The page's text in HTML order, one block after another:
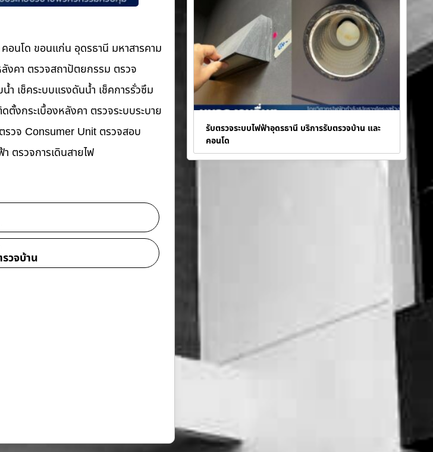
อนโด ขอนแก่น อุดรธานี มหาสารคาม
งคา ตรวจสถาปัตยกรรม ตรวจ
เช็คระบบแรงดันน้ำ เช็คการรั่วซึม
ตั้งกระเบื้องหลังคา ตรวจระบบระบาย
รวจ Consumer Unit ตรวจสอบ
ตรวจการเดินสายไฟ
วจบ้าน
รับตรวจระบบไฟฟ้าอุดรธานี บริการรับตรวจบ้าน และ
คอนโด